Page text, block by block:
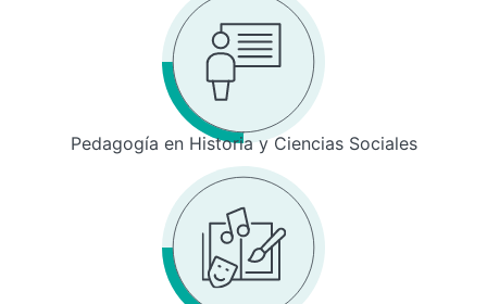
Pedagogía en Historia y Ciencias Sociales